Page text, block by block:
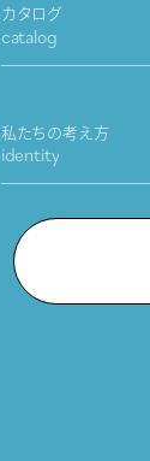
カタログ
catalog
私たちの考え方
identity